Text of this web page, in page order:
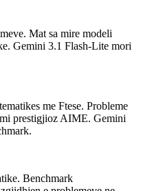
. Mat sa mire modeli
Gemini 3.1 Flash-Lite mori
me Ftese. Probleme
prestigjioz AIME. Gemini
. Benchmark